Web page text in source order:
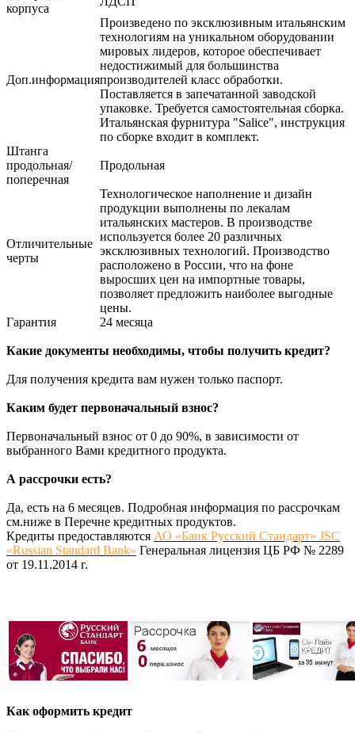
корпуса
Доп.информация
Произведено по эксклюзивным итальянским
технологиям на уникальном оборудовании
мировых лидеров, которое обеспечивает
недостижимый для большинства
производителей класс обработки.
Поставляется в запечатанной заводской
упаковке. Требуется самостоятельная сборка.
Итальянская фурнитура "Salice", инструкция
по сборке входит в комплект.
Штанга
продольная/
поперечная
Продольная
Отличительные
черты
Технологическое наполнение и дизайн
продукции выполнены по лекалам
итальянских мастеров. В производстве
используется более 20 различных
эксклюзивных технологий. Производство
расположено в России, что на фоне
выросших цен на импортные товары,
позволяет предложить наиболее выгодные
цены.
Гарантия
24 месяца
Какие документы необходимы, чтобы получить кредит?
Для получения кредита вам нужен только паспорт.
Каким будет первоначальный взнос?
Первоначальный взнос от 0 до 90%, в зависимости от
выбранного Вами кредитного продукта.
А рассрочки есть?
Да, есть на 6 месяцев. Подробная информация по рассрочкам
см.ниже в Перечне кредитных продуктов.
Кредиты предоставляются АО «Банк Русский Стандарт» JSC
«Russian Standard Bank» Генеральная лицензия ЦБ РФ № 2289
от 19.11.2014 г.
Как оформить кредит